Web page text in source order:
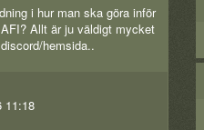
i hur man ska göra inför
Allt är ju väldigt mycket
hemsida..
11:18